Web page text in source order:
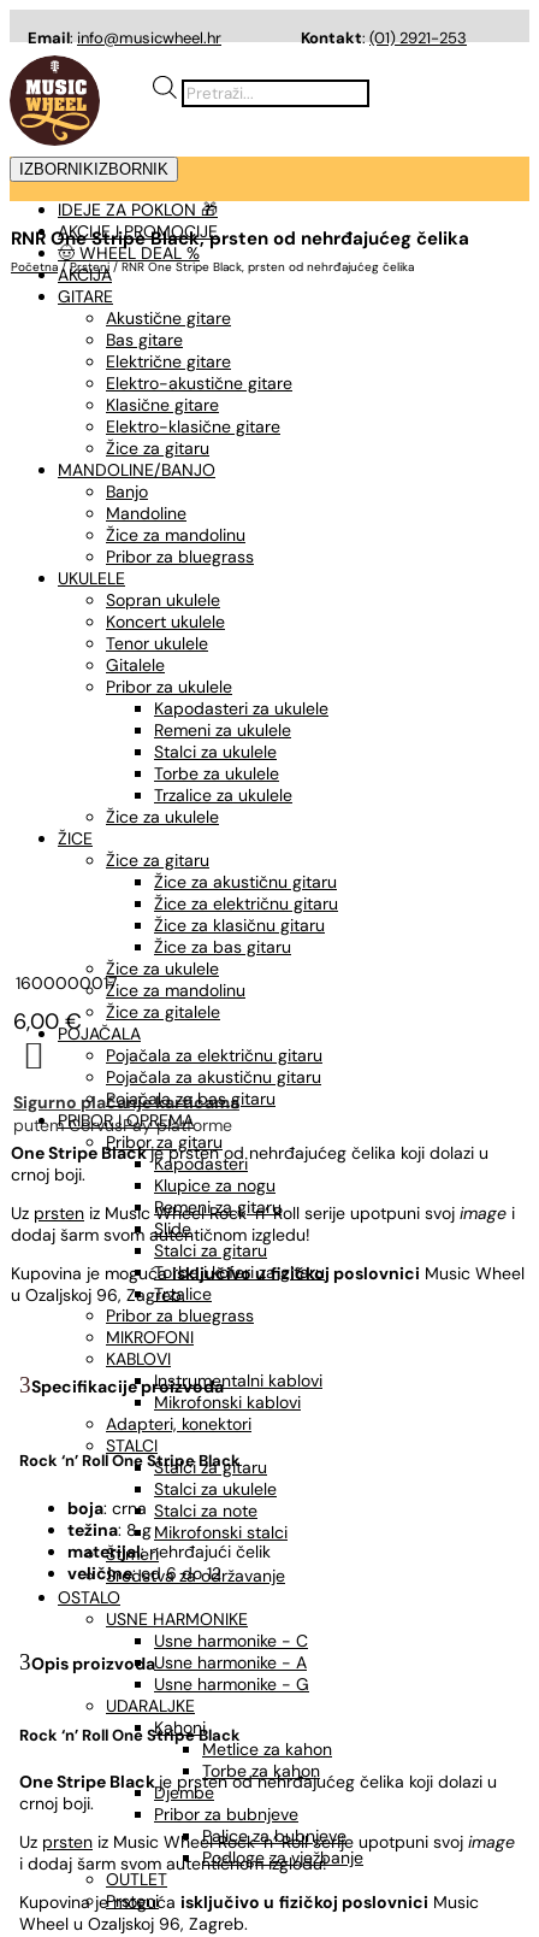
Email:info@musicwheel.hr Kontakt:(01) 2921-253
Products
search
IZBORNIK IZBORNIK
IDEJE ZA POKLON 🎁
AKCIJE I PROMOCIJE
🤠 WHEEL DEAL %
AKCIJA
GITARE
Akustične gitare
Bas gitare
Električne gitare
Elektro-akustične gitare
Klasične gitare
Elektro-klasične gitare
Žice za gitaru
MANDOLINE/BANJO
Banjo
Mandoline
Žice za mandolinu
Pribor za bluegrass
UKULELE
Sopran ukulele
Koncert ukulele
Tenor ukulele
Gitalele
Pribor za ukulele
Kapodasteri za ukulele
Remeni za ukulele
Stalci za ukulele
Torbe za ukulele
Trzalice za ukulele
Žice za ukulele
ŽICE
Žice za gitaru
Žice za akustičnu gitaru
Žice za električnu gitaru
Žice za klasičnu gitaru
Žice za bas gitaru
Žice za ukulele
Žice za mandolinu
Žice za gitalele
POJAČALA
Pojačala za električnu gitaru
Pojačala za akustičnu gitaru
Pojačala za bas gitaru
PRIBOR I OPREMA
Pribor za gitaru
Kapodasteri
Klupice za nogu
Remeni za gitaru
Slide
Stalci za gitaru
Torbe i koferi za gitaru
Trzalice
Pribor za bluegrass
MIKROFONI
KABLOVI
Instrumentalni kablovi
Mikrofonski kablovi
Adapteri, konektori
STALCI
Stalci za gitaru
Stalci za ukulele
Stalci za note
Mikrofonski stalci
Štimeri
Sredstva za održavanje
OSTALO
USNE HARMONIKE
Usne harmonike - C
Usne harmonike - A
Usne harmonike - G
UDARALJKE
Kahoni
Metlice za kahon
Torbe za kahon
Djembe
Pribor za bubnjeve
Palice za bubnjeve
Podloge za vježbanje
OUTLET
Prsteni
RNR One Stripe Black, prsten od nehrđajućeg čelika
Početna / Prsteni / RNR One Stripe Black, prsten od nehrđajućeg čelika
1600000017
6,00€

Sigurno plaćanje karticama
putem CorvusPay platforme
One Stripe Blackje prsten od nehrđajućeg čelika koji dolazi u
crnoj boji.
Uz prsten iz Music Wheel Rock ‘n’ Roll serije upotpuni svoj image i
dodaj šarm svom autentičnom izgledu!
Kupovina je mogućaisključivo u fizičkoj poslovnici Music Wheel
u Ozaljskoj 96, Zagreb.
Specifikacije proizvoda
Rock ‘n’ RollOne Stripe Black
boja: crna
težina: 8 g
materijal: nehrđajući čelik
veličine: od 6 do 12
Opis proizvoda
Rock ‘n’ RollOne Stripe Black
One Stripe Blackje prsten od nehrđajućeg čelika koji dolazi u
crnoj boji.
Uz prsten iz Music Wheel Rock ‘n’ Roll serije upotpuni svoj image
i dodaj šarm svom autentičnom izgledu!
Kupovina je moguća isključivo u fizičkoj poslovnici Music
Wheel u Ozaljskoj 96, Zagreb.